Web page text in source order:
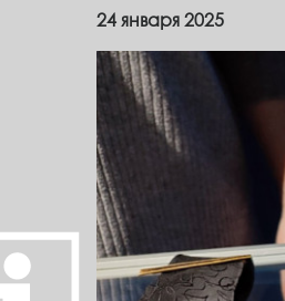
24 января 2025